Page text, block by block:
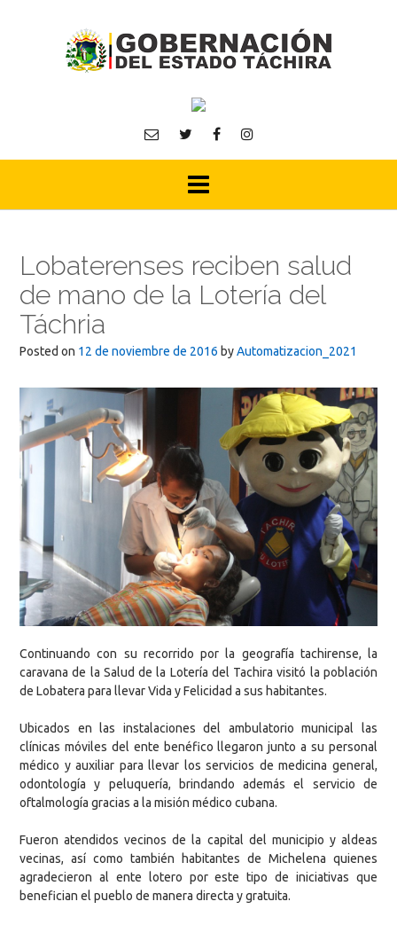
Lobaterenses reciben salud
de mano de la Lotería del
Táchria
Posted on 12 de noviembre de 2016 byAutomatizacion_2021
Continuando con su recorrido por la geografía tachirense, la
caravana de la Salud de la Lotería del Tachira visitó la población
de Lobatera para llevar Vida y Felicidad a sus habitantes.
Ubicados en las instalaciones del ambulatorio municipal las
clínicas móviles del ente benéfico llegaron junto a su personal
médico y auxiliar para llevar los servicios de medicina general,
odontología y peluquería, brindando además el servicio de
oftalmología gracias a la misión médico cubana.
Fueron atendidos vecinos de la capital del municipio y aldeas
vecinas, así como también habitantes de Michelena quienes
agradecieron al ente lotero por este tipo de iniciativas que
benefician el pueblo de manera directa y gratuita.